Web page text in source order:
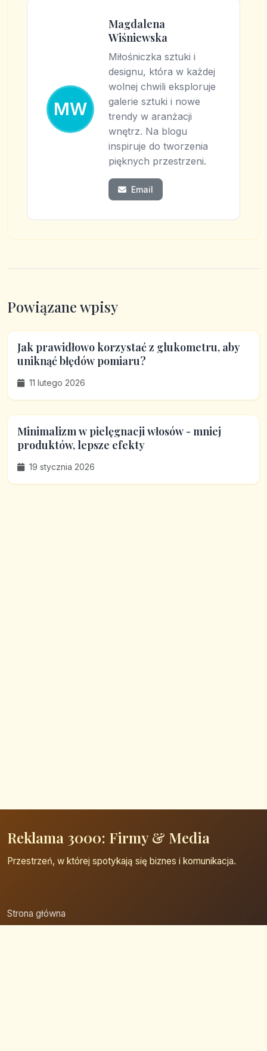
MW
Magdalena
Wiśniewska
Miłośniczka sztuki i
designu, która w każdej
wolnej chwili eksploruje
galerie sztuki i nowe
trendy w aranżacji
wnętrz. Na blogu
inspiruje do tworzenia
pięknych przestrzeni.
Email
Powiązane wpisy
Jak prawidłowo korzystać z glukometru, aby
uniknąć błędów pomiaru?
11 lutego 2026
Minimalizm w pielęgnacji włosów - mniej
produktów, lepsze efekty
19 stycznia 2026
Reklama 3000: Firmy & Media
Przestrzeń, w której spotykają się biznes i komunikacja.
Strona główna